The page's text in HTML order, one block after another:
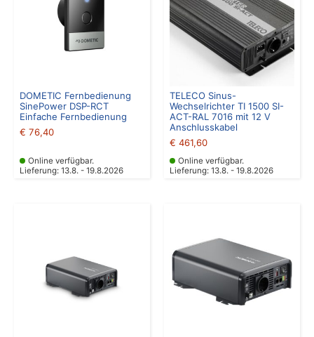
DOMETIC Fernbedienung
SinePower DSP-RCT
Einfache Fernbedienung
€ 76,40
Online verfügbar.
Lieferung: 13.8. - 19.8.2026
TELECO Sinus-
Wechselrichter TI 1500 SI-
ACT-RAL 7016 mit 12 V
Anschlusskabel
€ 461,60
Online verfügbar.
Lieferung: 13.8. - 19.8.2026